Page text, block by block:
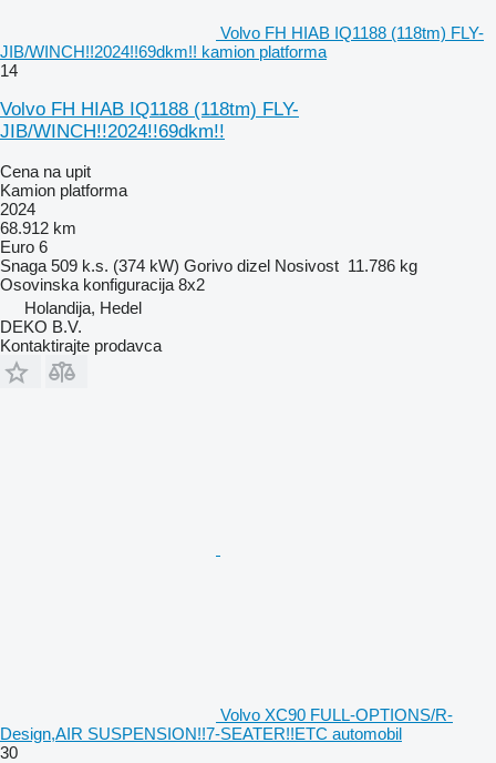
Volvo FH HIAB IQ1188 (118tm) FLY-
JIB/WINCH!!2024!!69dkm!! kamion platforma
14
Volvo FH HIAB IQ1188 (118tm) FLY-
JIB/WINCH!!2024!!69dkm!!
Cena na upit
Kamion platforma
2024
68.912 km
Euro 6
Snaga 509 k.s. (374 kW) Gorivo dizel Nosivost 11.786 kg
Osovinska konfiguracija 8x2
Holandija, Hedel
DEKO B.V.
Kontaktirajte prodavca
Volvo XC90 FULL-OPTIONS/R-
Design,AIR SUSPENSION!!7-SEATER!!ETC automobil
30